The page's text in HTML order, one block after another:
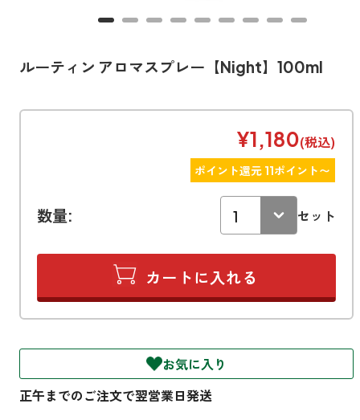
寝室
玄関
帰宅・来客時も心地よくしたい
リビング
ホッと安らげる空間にしたい
衣類を守り清潔な空間にしたい
車内
ドライブ時間を快適にしたい
お出かけ・アウトドア
外出先でも快適に過ごしたい
消臭
製品タイプ
アロマディフューザー
どこでも
アロミック・ミニ
トイレ用
ペパーミント＆ユーカリ
くつ用
シューズフレッシュプラス
衣類・ファブリック用
ファブリックミスト
アロミックデオ
(冷寒)
その他
マスククリップ
商品一覧
セール
ランキング
定期購入サービス
ルーティン アロマスプレー【Night】100ml
¥1,180(税込)
ポイント還元 11ポイント〜
数量: セット
お気に入り